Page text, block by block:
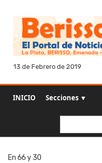
13 de Febrero de 2019
INICIO Secciones ▼
En 66 y 30